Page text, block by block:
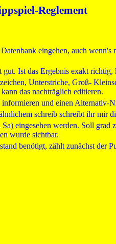
Reglement
eingehen, auch wenn's
Ist das Ergebnis exakt
Unterstriche, Groß-
das nachträglich editieren.
und einen Alternativ-
schreib schreibt ihr mir
eingesehen werden. Soll
wurde sichtbar.
benötigt, zählt zunächst der